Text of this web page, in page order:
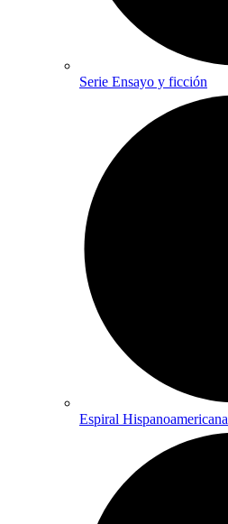
Serie Ensayo y ficción
Espiral Hispanoamericana